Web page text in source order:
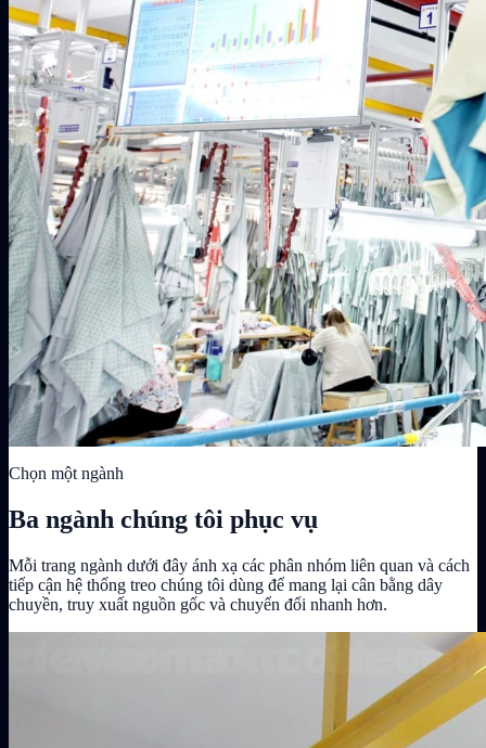
Chọn một ngành
Ba ngành chúng tôi phục vụ
Mỗi trang ngành dưới đây ánh xạ các phân nhóm liên quan và cách
tiếp cận hệ thống treo chúng tôi dùng để mang lại cân bằng dây
chuyền, truy xuất nguồn gốc và chuyển đổi nhanh hơn.